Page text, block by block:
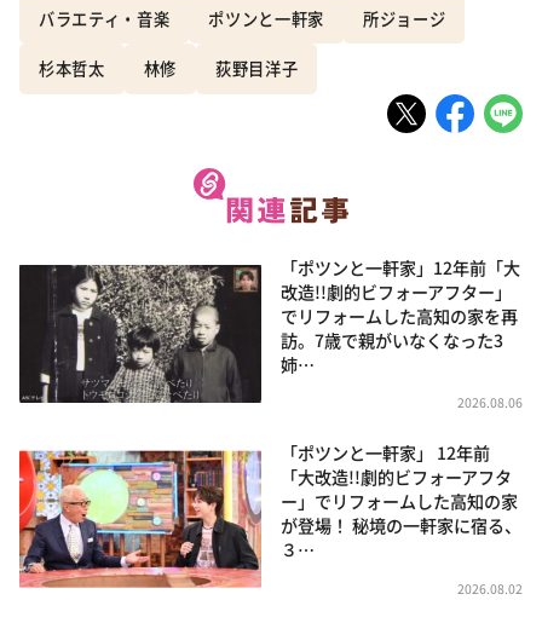
バラエティ・音楽 ポツンと一軒家 所ジョージ
杉本哲太 林修 荻野目洋子
「ポツンと一軒家」12年前「大
改造!!劇的ビフォーアフター」
でリフォームした高知の家を再
訪。7歳で親がいなくなった3
姉…
2026.08.06
「ポツンと一軒家」 12年前
「大改造!!劇的ビフォーアフタ
ー」でリフォームした高知の家
が登場！ 秘境の一軒家に宿る、
３…
2026.08.02